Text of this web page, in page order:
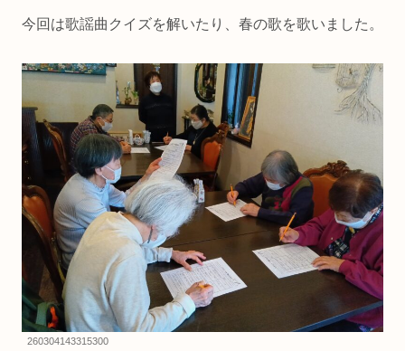
今回は歌謡曲クイズを解いたり、春の歌を歌いました。
260304143315300